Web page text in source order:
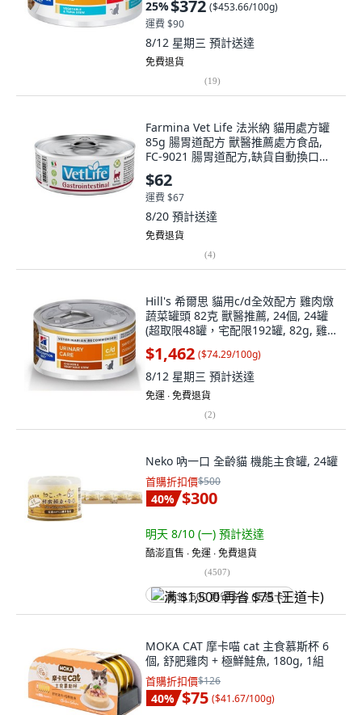
25%$372 ($453.66/100g)
運費 $90
8/12 星期三 預計送達
免費退貨
(19)
Farmina Vet Life 法米納 貓用處方罐
85g 腸胃道配方 獸醫推薦處方食品,
FC-9021 腸胃道配方,缺貨自動換口味
勿接受勿下單, 1個
$62
運費 $67
8/20 預計送達
免費退貨
(4)
Hill's 希爾思 貓用c/d全效配方 雞肉燉
蔬菜罐頭 82克 獸醫推薦, 24個, 24罐
(超取限48罐，宅配限192罐, 82g, 雞
肉+蔬菜
$1,462 ($74.29/100g)
8/12 星期三 預計送達
免運 ∙ 免費退貨
(2)
Neko 吶一口 全齡貓 機能主食罐, 24罐
首購折扣價$500
40% $300
明天 8/10 (一) 預計送達
酷澎直售 ∙ 免運 ∙ 免費退貨
(4507)
满 $1,500 再省 $75 (王道卡)
MOKA CAT 摩卡喵 cat 主食慕斯杯 6
個, 舒肥雞肉 + 極鮮鮭魚, 180g, 1組
首購折扣價$126
40% $75 ($41.67/100g)